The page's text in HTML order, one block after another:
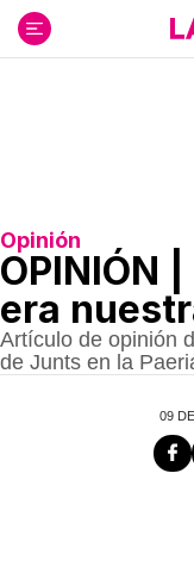
contenido
Opinión
OPINIÓN
era
Artículo de opinión
de Junts en la
09